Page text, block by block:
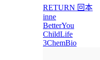
RETURN 回本
inne
BetterYou
ChildLife
3ChemBio